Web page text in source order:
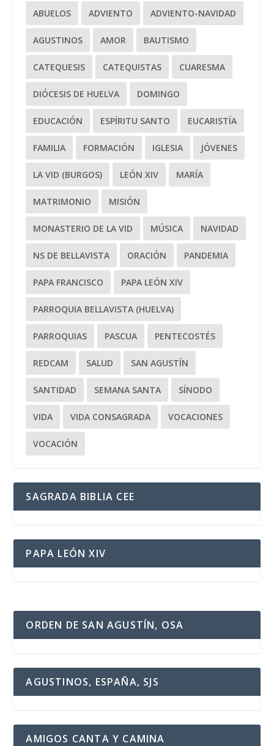
ABUELOS ADVIENTO ADVIENTO-NAVIDAD
AGUSTINOS AMOR BAUTISMO
CATEQUESIS CATEQUISTAS CUARESMA
DIÓCESIS DE HUELVA DOMINGO
EDUCACIÓN ESPÍRITU SANTO EUCARISTÍA
FAMILIA FORMACIÓN IGLESIA JÓVENES
LA VID (BURGOS) LEÓN XIV MARÍA
MATRIMONIO MISIÓN
MONASTERIO DE LA VID MÚSICA NAVIDAD
NS DE BELLAVISTA ORACIÓN PANDEMIA
PAPA FRANCISCO PAPA LEÓN XIV
PARROQUIA BELLAVISTA (HUELVA)
PARROQUIAS PASCUA PENTECOSTÉS
REDCAM SALUD SAN AGUSTÍN
SANTIDAD SEMANA SANTA SÍNODO
VIDA VIDA CONSAGRADA VOCACIONES
VOCACIÓN
SAGRADA BIBLIA CEE
PAPA LEÓN XIV
ORDEN DE SAN AGUSTÍN, OSA
AGUSTINOS, ESPAÑA, SJS
AMIGOS CANTA Y CAMINA